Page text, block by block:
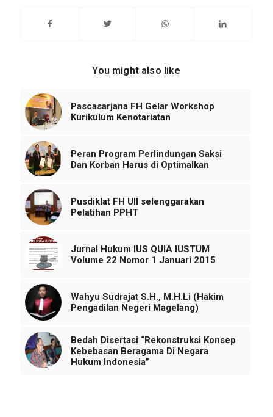
You might also like
Pascasarjana FH Gelar Workshop
Kurikulum Kenotariatan
Peran Program Perlindungan Saksi
Dan Korban Harus di Optimalkan
Pusdiklat FH UII selenggarakan
Pelatihan PPHT
Jurnal Hukum IUS QUIA IUSTUM
Volume 22 Nomor 1 Januari 2015
Wahyu Sudrajat S.H., M.H.Li (Hakim
Pengadilan Negeri Magelang)
Bedah Disertasi “Rekonstruksi Konsep
Kebebasan Beragama Di Negara
Hukum Indonesia”